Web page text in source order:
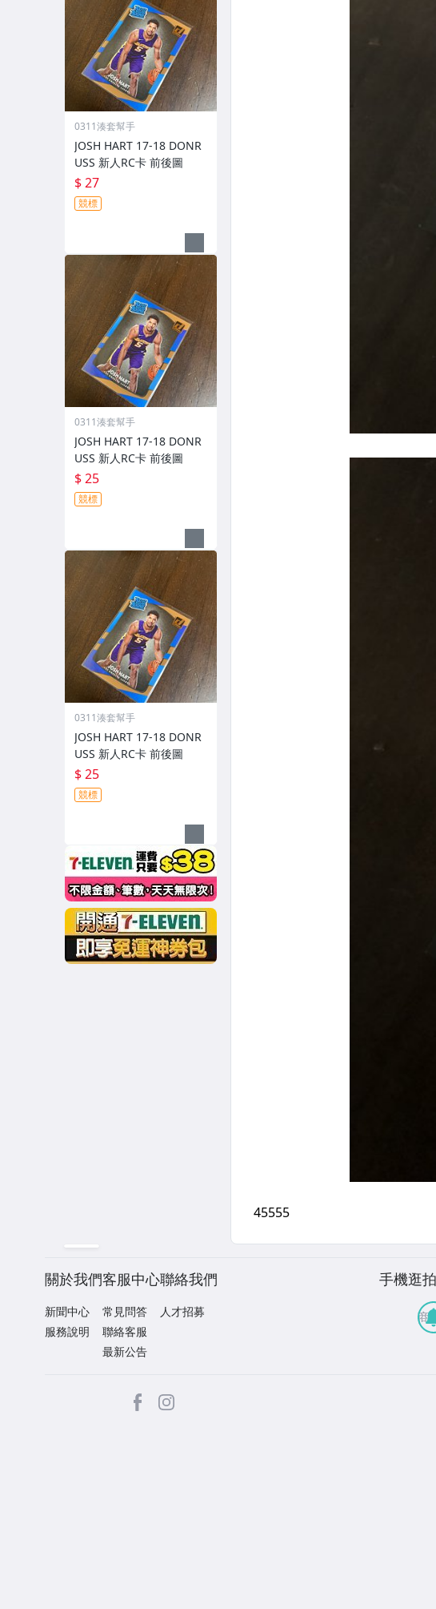
0311湊套幫手
JOSH HART 17-18 DONR
USS 新人RC卡 前後圖
$ 27
競標
0311湊套幫手
JOSH HART 17-18 DONR
USS 新人RC卡 前後圖
$ 25
競標
0311湊套幫手
JOSH HART 17-18 DONR
USS 新人RC卡 前後圖
$ 25
競標
關於我們
新聞中心
服務說明
客服中心
常見問答
聯絡客服
最新公告
聯絡我們
人才招募
手機逛
商
facebook